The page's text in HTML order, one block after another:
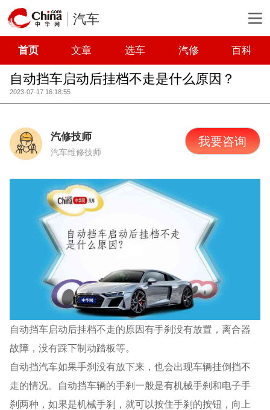
汽车
首页 文章 选车 汽修 百科
自动挡车启动后挂档不走是什么原因？
2023-07-17 16:18:55
汽修技师
汽车维修技师
我要咨询
自动挡车启动后挂档不走的原因有手刹没有放置，离合器
故障，没有踩下制动踏板等。
自动挡汽车如果手刹没有放下来，也会出现车辆挂倒挡不
走的情况。自动挡车辆的手刹一般是有机械手刹和电子手
刹两种，如果是机械手刹，就可以按住手刹的按钮，向上